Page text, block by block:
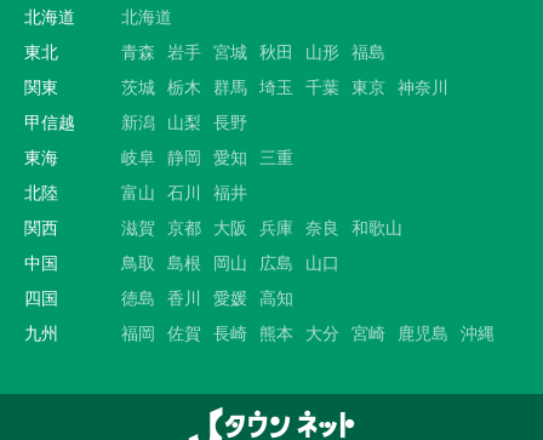
北海道
北海道
東北
青森 岩手 宮城 秋田 山形 福島
関東
茨城 栃木 群馬 埼玉 千葉 東京 神奈川
甲信越
新潟 山梨
長野
東海
岐阜 静岡 愛知
三重
北陸
富山 石川
福井
関西
滋賀 京都 大阪 兵庫 奈良
和歌山
中国
鳥取 島根 岡山 広島
山口
四国
徳島 香川 愛媛 高知
九州
福岡 佐賀 長崎 熊本 大分 宮崎 鹿児島 沖縄